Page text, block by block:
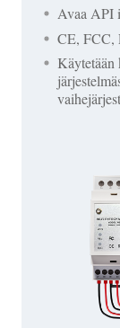
Avaa API
CE, FCC,
Käytetään